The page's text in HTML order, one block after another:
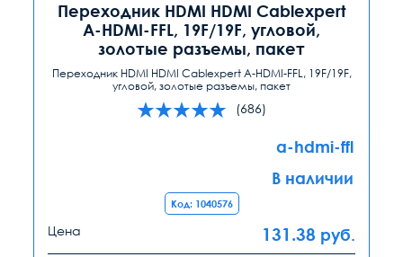
Переходник HDMI HDMI Cablexpert
A-HDMI-FFL, 19F/19F, угловой,
золотые разъемы, пакет
Переходник HDMI HDMI Cablexpert A-HDMI-FFL, 19F/19F,
угловой, золотые разъемы, пакет
(686)
a-hdmi-ffl
В наличии
Код: 1040576
Цена 131.38 руб.